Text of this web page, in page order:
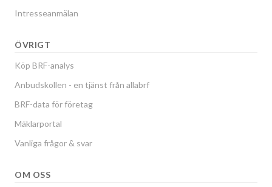
Intresseanmälan
ÖVRIGT
Köp BRF-analys
Anbudskollen - en tjänst från allabrf
BRF-data för företag
Mäklarportal
Vanliga frågor & svar
OM OSS